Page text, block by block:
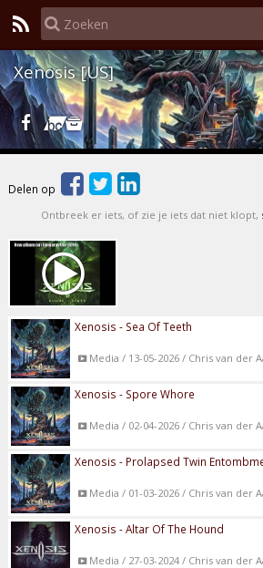
Xenosis [US]
Delen op
Ontbreek er iets, of zie je iets dat niet klopt,
Xenosis - Sea Of Teeth
Media / 13-05-2026 / Chris van der
Xenosis - Spore Whore
Media / 02-04-2026 / Chris van der
Xenosis - Prolapsed Twin
Media / 01-03-2026 / Chris van der
Xenosis - Altar Of The Hound
Media / 27-03-2024 / Chris van der